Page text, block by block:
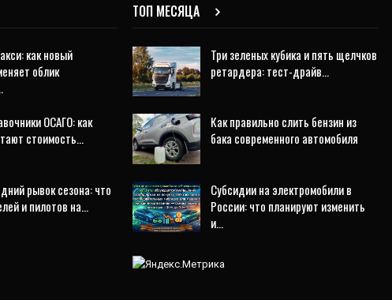
как новый
облик
ОСАГО: как
стоимость…
рывок сезона: что
и пилотов на…
ТОП МЕСЯЦА
Три зеленых кубика и пять щелчков
ретардера: тест-драйв…
Как правильно слить бензин из
бака современного автомобиля
Субсидии на электромобили в
России: что планируют изменить
и…